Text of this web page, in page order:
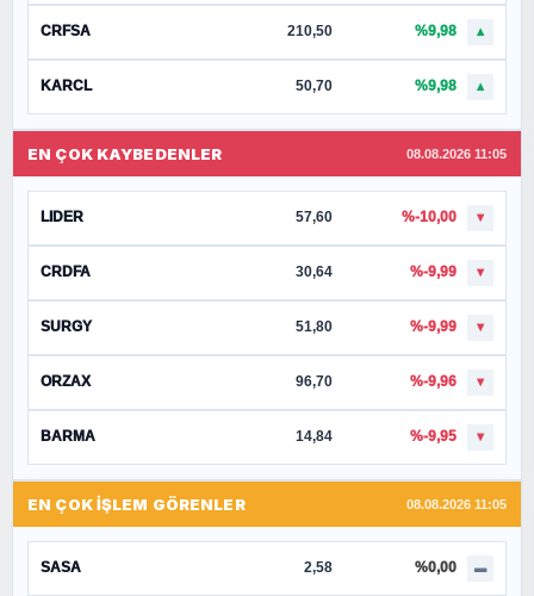
CRFSA 210,50 %9,98 ▲
KARCL 50,70 %9,98 ▲
EN ÇOK KAYBEDENLER 08.08.2026 11:05
LIDER 57,60 %-10,00 ▼
CRDFA 30,64 %-9,99 ▼
SURGY 51,80 %-9,99 ▼
ORZAX 96,70 %-9,96 ▼
BARMA 14,84 %-9,95 ▼
EN ÇOK İŞLEM GÖRENLER 08.08.2026 11:05
SASA 2,58 %0,00 ▬